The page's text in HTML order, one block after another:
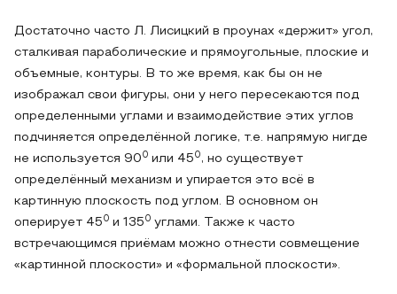
Достаточно часто Л. Лисицкий в проунах «держит» угол,
сталкивая параболические и прямоугольные, плоские и
объемные, контуры. В то же время, как бы он не
изображал свои фигуры, они у него пересекаются под
определенными углами и взаимодействие этих углов
подчиняется определённой логике, т.е. напрямую нигде
не используется 90 0 или 45 0 , но существует
определённый механизм и упирается это всё в
картинную плоскость под углом. В основном он
оперирует 45 0 и 135 0 углами. Также к часто
встречающимся приёмам можно отнести совмещение
«картинной плоскости» и «формальной плоскости».